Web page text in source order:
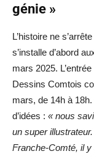
génie »
L’histoire ne
s’installe d’abord
mars 2025.
Dessins Comtois
mars, de 14h à
d’idées : « nous
un super
Franche-Comté, il